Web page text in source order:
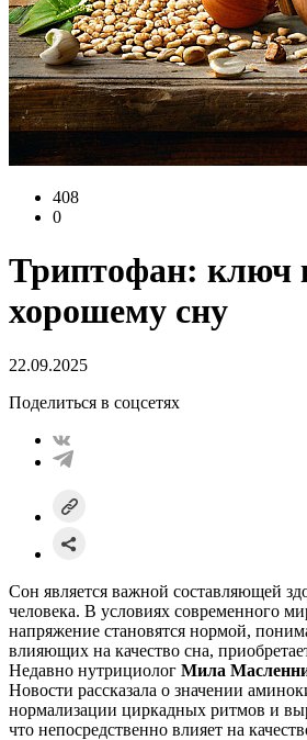
408
0
Триптофан: ключ
хорошему сну
22.09.2025
Поделиться в соцсетях
Сон является важной составляющей
человека. В условиях современного
напряжение становятся нормой,
влияющих на качество сна,
Недавно нутрициолог Мила
Новости рассказала о значении
нормализации циркадных ритмов и
что непосредственно влияет на